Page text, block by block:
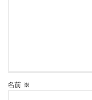
名前 ※